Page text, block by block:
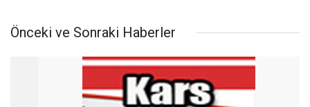
Önceki ve Sonraki Haberler